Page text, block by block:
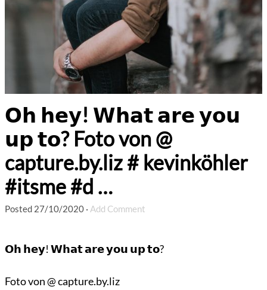
𝗢𝗵 𝗵𝗲𝘆! 𝗪𝗵𝗮𝘁 𝗮𝗿𝗲 𝘆𝗼𝘂
𝘂𝗽 𝘁𝗼? Foto von @
capture.by.liz # kevinköhler
#itsme #d …
Posted 27/10/2020 · Add Comment
𝗢𝗵 𝗵𝗲𝘆! 𝗪𝗵𝗮𝘁 𝗮𝗿𝗲 𝘆𝗼𝘂 𝘂𝗽 𝘁𝗼?
Foto von @ capture.by.liz